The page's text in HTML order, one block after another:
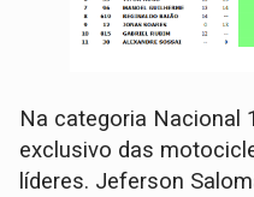
Na categoria Nacional
exclusivo das
líderes. Jeferson